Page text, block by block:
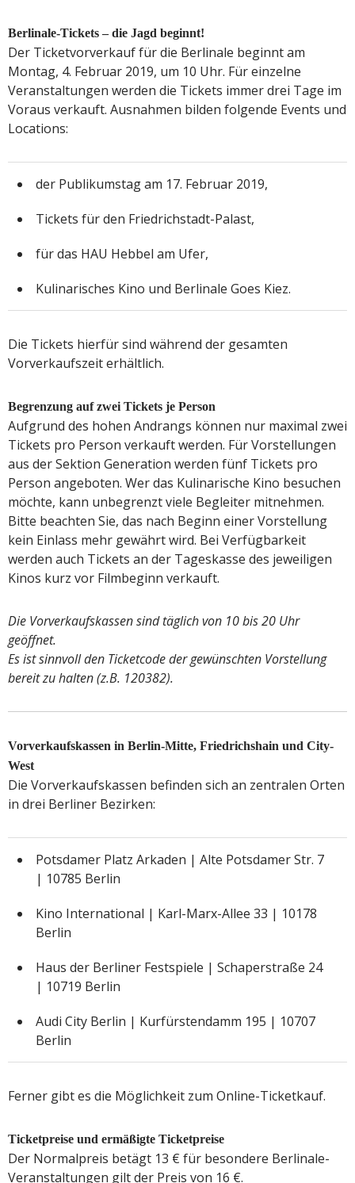
Berlinale-Tickets – die Jagd beginnt!
Der Ticketvorverkauf für die Berlinale beginnt am
Montag, 4. Februar 2019, um 10 Uhr. Für einzelne
Veranstaltungen werden die Tickets immer drei Tage im
Voraus verkauft. Ausnahmen bilden folgende Events und
Locations:
der Publikumstag am 17. Februar 2019,
Tickets für den Friedrichstadt-Palast,
für das HAU Hebbel am Ufer,
Kulinarisches Kino und Berlinale Goes Kiez.
Die Tickets hierfür sind während der gesamten
Vorverkaufszeit erhältlich.
Begrenzung auf zwei Tickets je Person
Aufgrund des hohen Andrangs können nur maximal zwei
Tickets pro Person verkauft werden. Für Vorstellungen
aus der Sektion Generation werden fünf Tickets pro
Person angeboten. Wer das Kulinarische Kino besuchen
möchte, kann unbegrenzt viele Begleiter mitnehmen.
Bitte beachten Sie, das nach Beginn einer Vorstellung
kein Einlass mehr gewährt wird. Bei Verfügbarkeit
werden auch Tickets an der Tageskasse des jeweiligen
Kinos kurz vor Filmbeginn verkauft.
Die Vorverkaufskassen sind täglich von 10 bis 20 Uhr
geöffnet.
Es ist sinnvoll den Ticketcode der gewünschten Vorstellung
bereit zu halten (z.B. 120382).
Vorverkaufskassen in Berlin-Mitte, Friedrichshain und City-
West
Die Vorverkaufskassen befinden sich an zentralen Orten
in drei Berliner Bezirken:
Potsdamer Platz Arkaden | Alte Potsdamer Str. 7
| 10785 Berlin
Kino International | Karl-Marx-Allee 33 | 10178
Berlin
Haus der Berliner Festspiele | Schaperstraße 24
| 10719 Berlin
Audi City Berlin | Kurfürstendamm 195 | 10707
Berlin
Ferner gibt es die Möglichkeit zum Online-Ticketkauf.
Ticketpreise und ermäßigte Ticketpreise
Der Normalpreis betägt 13 € für besondere Berlinale-
Veranstaltungen gilt der Preis von 16 €.